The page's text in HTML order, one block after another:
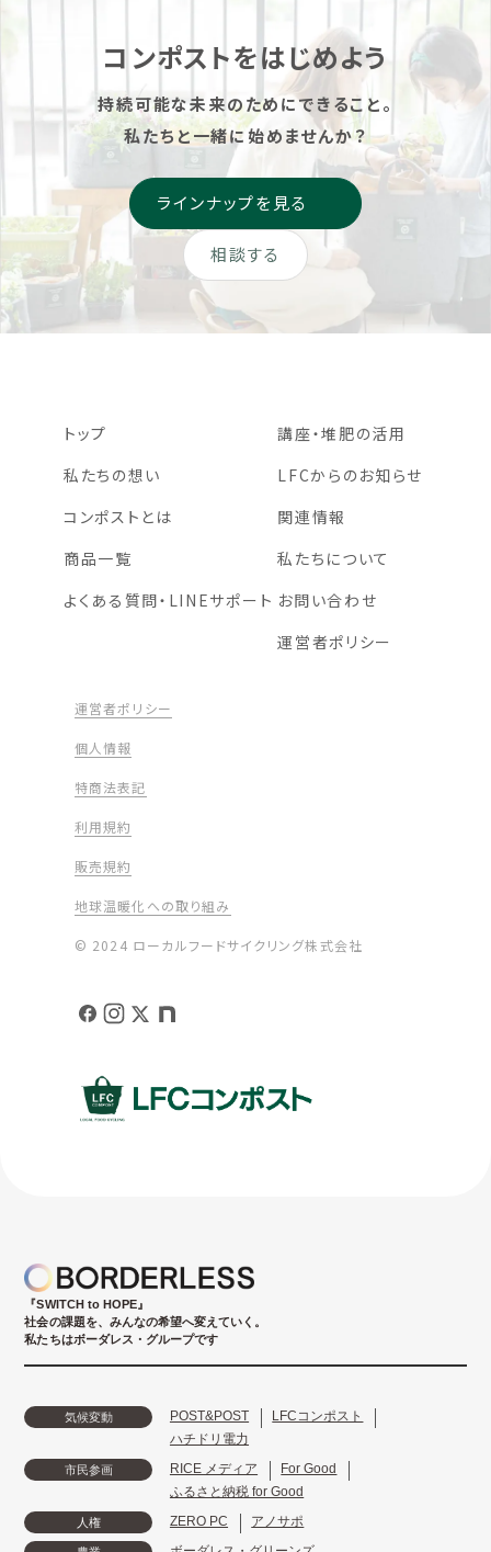
コンポストをはじめよう
持続可能な未来のためにできること。
私たちと一緒に始めませんか？
相談する
ラインナップを見る
トップ
私たちの想い
コンポストとは
商品一覧
よくある質問・LINEサポート
講座・堆肥の活用
LFCからのお知らせ
関連情報
私たちについて
お問い合わせ
運営者ポリシー
© 2024 ローカルフードサイクリング株式会社
運営者ポリシー
個人情報
特商法表記
利用規約
販売規約
地球温暖化への取り組み
『SWITCH to HOPE』
社会の課題を、みんなの希望へ変えていく。
私たちはボーダレス・グループです
気候変動 POST&POST
LFCコンポスト
ハチドリ電力
市民参画 RICE メディア
For Good
ふるさと納税 for Good
人権 ZERO PC アノサポ